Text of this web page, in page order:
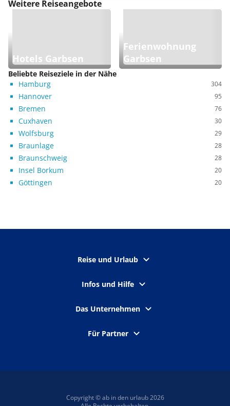
Weitere Reiseangebote
Hotels Garbsen
Ferienwohnung
Garbsen
Beliebte Reiseziele in der Nähe
Hamburg
304
Hannover 95
Bremen 76
Cuxhaven 30
Wolfsburg 29
Braunlage 28
Braunschweig 28
Insel Borkum 20
Göttingen 20
Reise und Urlaub
Infos und Hilfe
Das Unternehmen
Für Partner
Copyright © ab in den urlaub 2026